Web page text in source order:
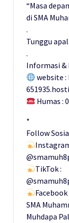
“Masa
di SMA
.
Tunggu
.
Informasi &
website
Humas :
*
Follow
TikTok :
Facebook
SMA
Muhdapa